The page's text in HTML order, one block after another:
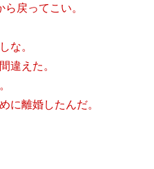
戻ってこい。
な。
違えた。
に離婚したんだ。